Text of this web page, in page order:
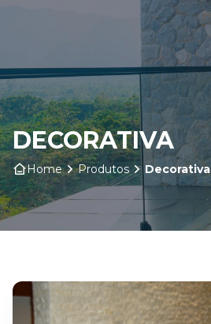
Home
Sobre nós
Produtos
Insumos
Serviços
Blog
DECORATIVA
Home Produtos Decorativa